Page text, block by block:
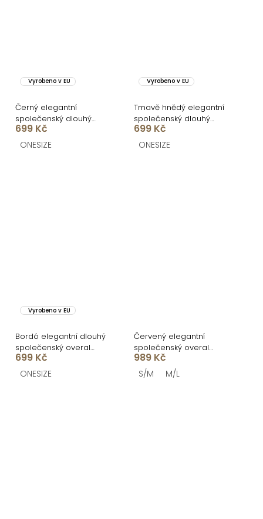
Vyrobeno v EU
Černý elegantní
společenský dlouhý
overal DULEMAR
699 Kč
ONESIZE
Vyrobeno v EU
Tmavě hnědý elegantní
společenský dlouhý
overal DULEMAR
699 Kč
ONESIZE
Vyrobeno v EU
Bordó elegantní dlouhý
společenský overal
DULEMAR
699 Kč
ONESIZE
Červený elegantní
společenský overal
TORAVIE
989 Kč
S/M M/L